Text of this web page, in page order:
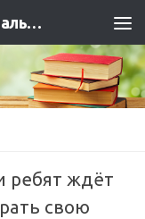
МБУК "ЦБС Липецкого муниципального района"
ребят ждёт
свою